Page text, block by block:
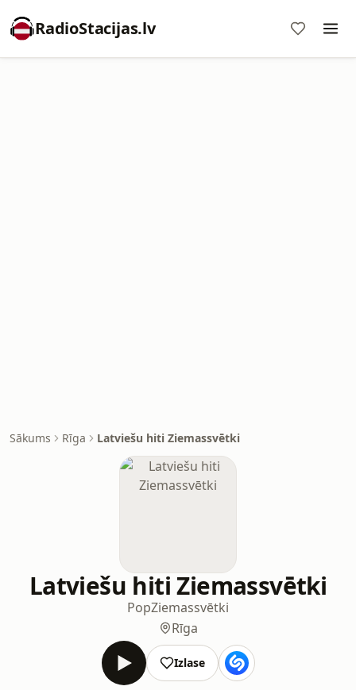
RadioStacijas.lv
Sākums Rīga Latviešu hiti Ziemassvētki
Latviešu hiti Ziemassvētki
PopZiemassvētki
Rīga
Izlase